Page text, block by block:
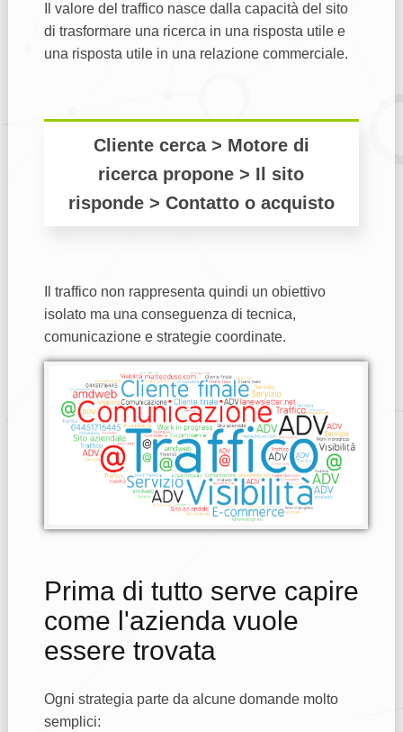
Il valore del traffico nasce dalla capacità del sito
di trasformare una ricerca in una risposta utile e
una risposta utile in una relazione commerciale.
Cliente cerca > Motore di
ricerca propone > Il sito
risponde > Contatto o acquisto
Il traffico non rappresenta quindi un obiettivo
isolato ma una conseguenza di tecnica,
comunicazione e strategie coordinate.
Prima di tutto serve capire
come l'azienda vuole
essere trovata
Ogni strategia parte da alcune domande molto
semplici: